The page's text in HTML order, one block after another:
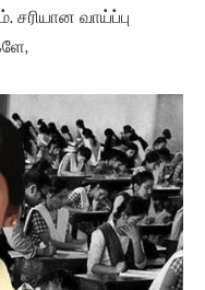
வாய்ப்பு